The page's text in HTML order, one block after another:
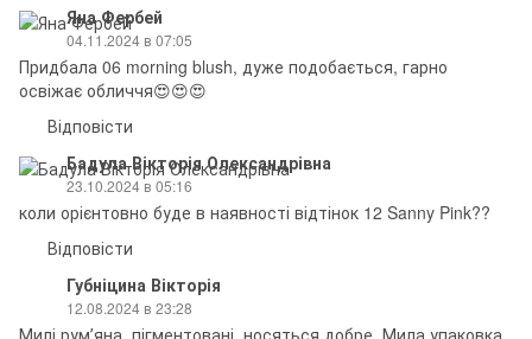
Яна Фербей
04.11.2024 в 07:05
Придбала 06 morning blush, дуже подобається, гарно
освіжає обличчя😍😍😍
Відповісти
Бадула Вікторія Олександрівна
23.10.2024 в 05:16
коли орієнтовно буде в наявності відтінок 12 Sanny Pink??
Відповісти
Губніцина Вікторія
12.08.2024 в 23:28
Милі румʼяна, пігментовані, носяться добре. Мила упаковка